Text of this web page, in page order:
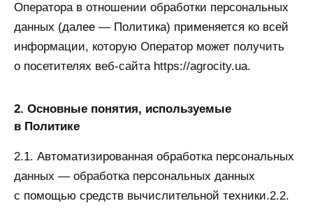
Оператора в отношении обработки персональных
данных (далее — Политика) применяется ко всей
информации, которую Оператор может получить
о посетителях веб-сайта https://agrocity.ua.
2. Основные понятия, используемые
в Политике
2.1. Автоматизированная обработка персональных
данных — обработка персональных данных
с помощью средств вычислительной техники.2.2.